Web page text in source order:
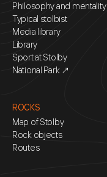
Philosophy and mentality
Typical stolbist
Media library
Library
Sport at Stolby
National Park ↗
ROCKS
Map of Stolby
Rock objects
Routes